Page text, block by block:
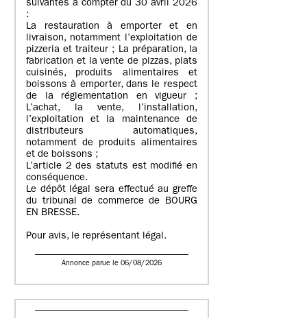
suivantes à compter du 30 avril 2026
:
La restauration à emporter et en
livraison, notamment l’exploitation de
pizzeria et traiteur ; La préparation, la
fabrication et la vente de pizzas, plats
cuisinés, produits alimentaires et
boissons à emporter, dans le respect
de la réglementation en vigueur ;
L’achat, la vente, l’installation,
l’exploitation et la maintenance de
distributeurs automatiques,
notamment de produits alimentaires
et de boissons ;
L’article 2 des statuts est modifié en
conséquence.
Le dépôt légal sera effectué au greffe
du tribunal de commerce de BOURG
EN BRESSE.
Pour avis, le représentant légal.
Annonce parue le 06/08/2026